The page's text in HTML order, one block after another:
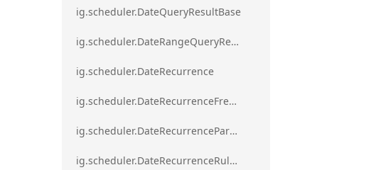
ig.scheduler.DateQueryResultBase
ig.scheduler.DateRangeQueryResultBase
ig.scheduler.DateRecurrence
ig.scheduler.DateRecurrenceFrequency
ig.scheduler.DateRecurrenceParseError
ig.scheduler.DateRecurrenceRuleBase